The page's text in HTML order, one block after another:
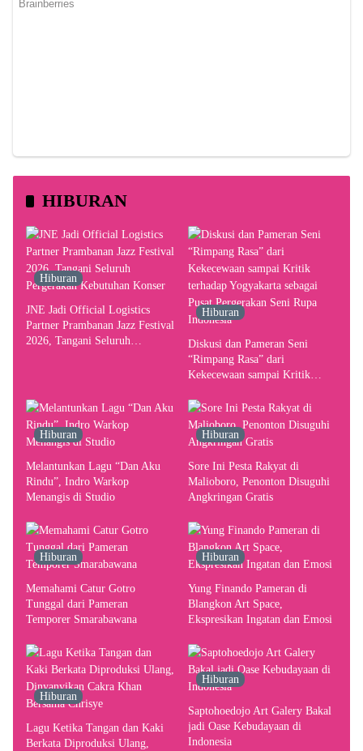
HIBURAN
Hiburan
JNE Jadi Official Logistics
Partner Prambanan Jazz Festival
2026, Tangani Seluruh
Hiburan
Diskusi dan Pameran Seni
“Rimpang Rasa” dari
Kekecewaan sampai Kritik
Pusat Pergerakan Seni Rupa
Indonesia
Hiburan
Melantunkan Lagu “Dan Aku
Rindu”, Indro Warkop
Menangis di Studio
Hiburan
Sore Ini Pesta Rakyat di
Malioboro, Penonton Disuguhi
Angkringan Gratis
Hiburan
Memahami Catur Gotro
Tunggal dari Pameran
Temporer Smarabawana
Hiburan
Yung Finando Pameran di
Blangkon Art Space,
Ekspresikan Ingatan dan Emosi
Hiburan
Lagu Ketika Tangan dan Kaki
Berkata Diproduksi Ulang,
Hiburan
Saptohoedojo Art Galery Bakal
jadi Oase Kebudayaan di
Indonesia